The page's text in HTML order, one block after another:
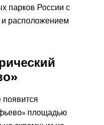
парков России с
расположением
появится
площадью